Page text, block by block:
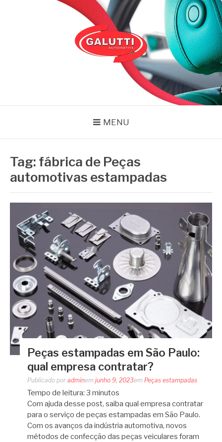
MENU
Tag: fábrica de Peças
automotivas estampadas
Peças estampadas em São Paulo:
qual empresa contratar?
Publicado por adminem junho 9, 2023em Peças estampadas
Tempo de leitura: 3 minutos
Com ajuda desse post, saiba qual empresa contratar
para o serviço de peças estampadas em São Paulo.
Com os avanços da indústria automotiva, novos
métodos de confecção das peças veiculares foram